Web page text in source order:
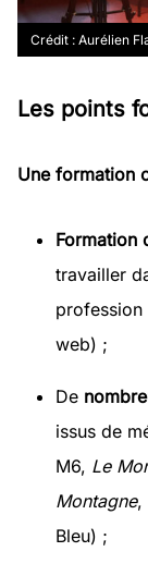
Crédit : Aurélien
Les points
Une formation
Formation
travailler
web) ;
De
issus de
M6, Le
Montagne,
Bleu) ;